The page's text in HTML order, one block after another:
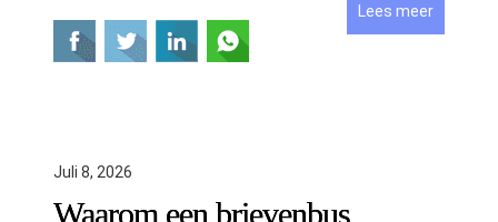
Lees meer
Juli 8, 2026
Waarom een brievenbus